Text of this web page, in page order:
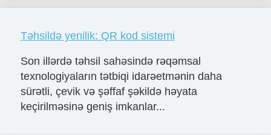
Təhsildə yenilik: QR kod sistemi
Son illərdə təhsil sahəsində rəqəmsal
texnologiyaların tətbiqi idarəetmənin daha
sürətli, çevik və şəffaf şəkildə həyata
keçirilməsinə geniş imkanlar...